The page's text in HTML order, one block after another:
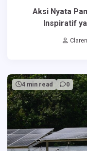
Aksi Nyata
Inspiratif
4 min read 0